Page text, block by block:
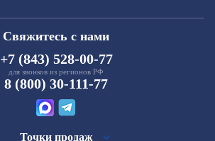
Свяжитесь с нами
+7 (843) 528-00-77
для звонков из регионов РФ
8 (800) 30-111-77
Точки продаж